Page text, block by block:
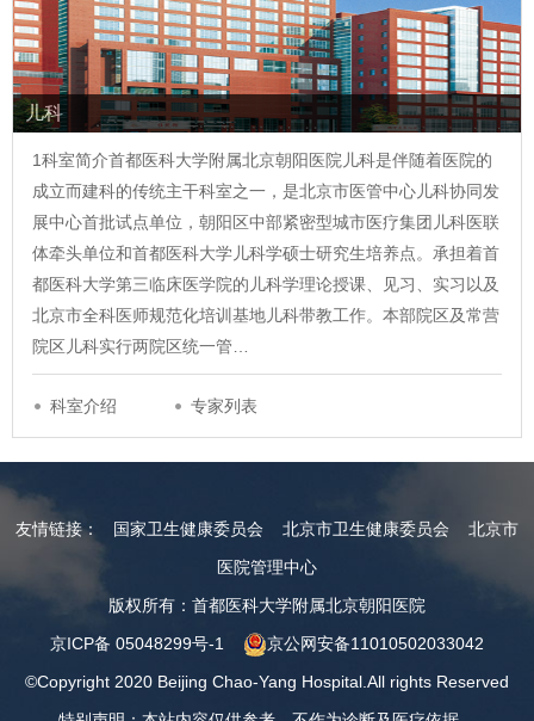
儿科
1科室简介首都医科大学附属北京朝阳医院儿科是伴随着医院的
成立而建科的传统主干科室之一，是北京市医管中心儿科协同发
展中心首批试点单位，朝阳区中部紧密型城市医疗集团儿科医联
体牵头单位和首都医科大学儿科学硕士研究生培养点。承担着首
都医科大学第三临床医学院的儿科学理论授课、见习、实习以及
北京市全科医师规范化培训基地儿科带教工作。本部院区及常营
院区儿科实行两院区统一管…
科室介绍 专家列表
友情链接： 国家卫生健康委员会 北京市卫生健康委员会
北京市
医院管理中心
版权所有：首都医科大学附属北京朝阳医院
京ICP备 05048299号-1
京公网安备11010502033042
©Copyright 2020 Beijing Chao-Yang Hospital.All rights Reserved